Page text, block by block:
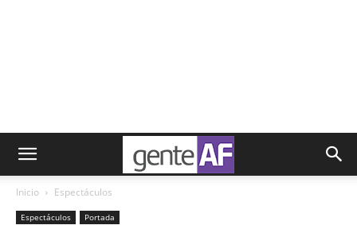
Inicio Espectáculos
Espectáculos Portada